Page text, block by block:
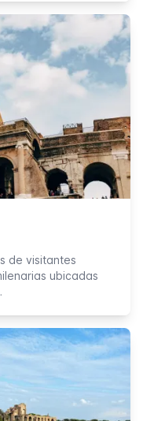
de visitantes
ubicadas